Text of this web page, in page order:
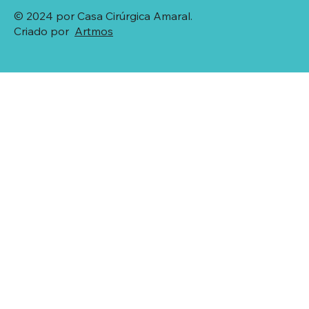
© 2024 por Casa Cirúrgica Amaral.
Criado por Artmos